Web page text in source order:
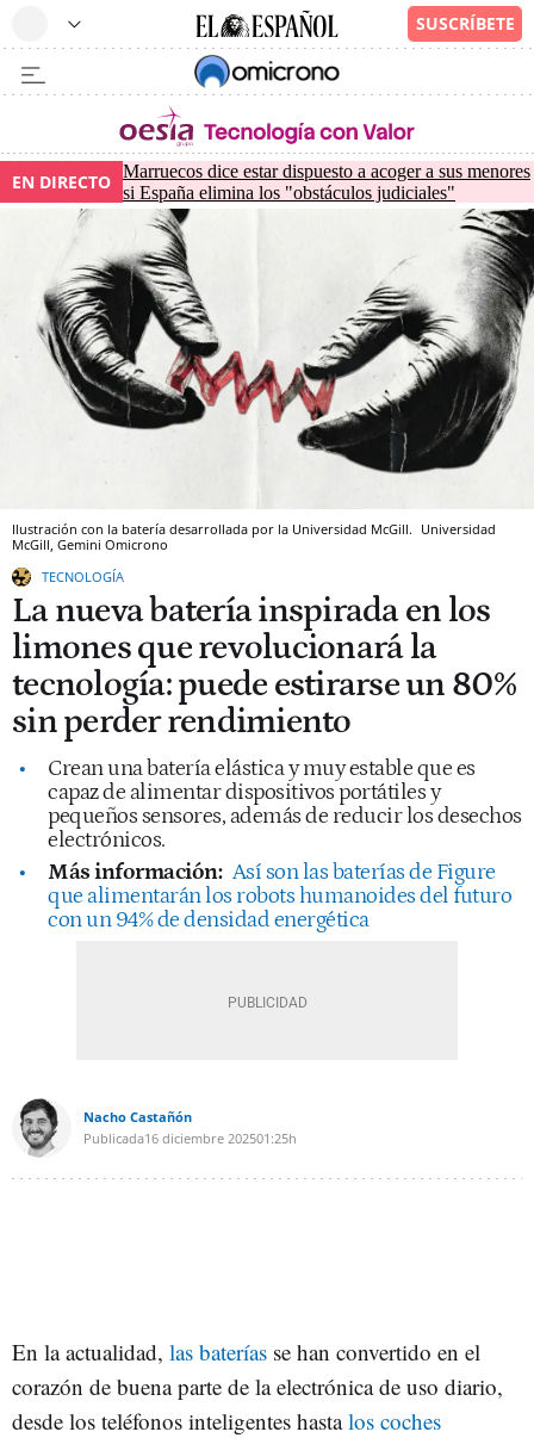
EN DIRECTO Marruecos dice estar dispuesto a acoger a sus menores
si España elimina los "obstáculos judiciales"
Ilustración con la batería desarrollada por la Universidad McGill. Universidad
McGill, Gemini Omicrono
TECNOLOGÍA
La nueva batería inspirada en los
limones que revolucionará la
tecnología: puede estirarse un 80%
sin perder rendimiento
Crean una batería elástica y muy estable que es
capaz de alimentar dispositivos portátiles y
pequeños sensores, además de reducir los desechos
electrónicos.
Más información: Así son las baterías de Figure
que alimentarán los robots humanoides del futuro
con un 94% de densidad energética
Nacho Castañón
Publicada16 diciembre 202501:25h
En la actualidad, las baterías se han convertido en el
corazón de buena parte de la electrónica de uso diario,
desde los teléfonos inteligentes hastalos coches